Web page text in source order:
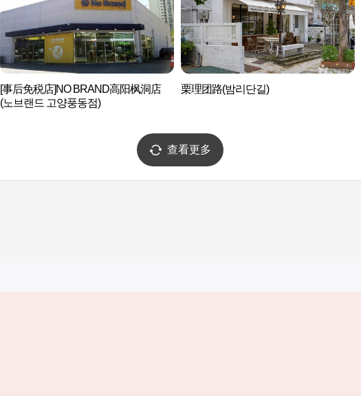
[事后免税店]NO BRAND高阳枫洞店
(노브랜드 고양풍동점)
栗理团路(밤리단길)
查看更多